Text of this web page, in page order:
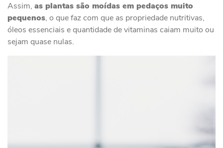
Assim, as plantas são moídas em pedaços muito
pequenos, o que faz com que as propriedade nutritivas,
óleos essenciais e quantidade de vitaminas caiam muito ou
sejam quase nulas.